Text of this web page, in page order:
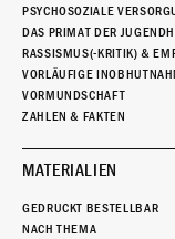
PSYCHOSOZIALE
DAS PRIMAT DER
RASSISMUS(-KRITIK) &
VORLÄUFIGE
VORMUNDSCHAFT
ZAHLEN & FAKTEN
MATERIALIEN
GEDRUCKT BESTELLBAR
NACH THEMA